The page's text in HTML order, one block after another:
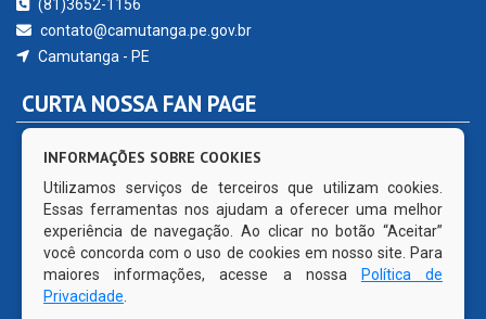
(81)3652-1156
contato@camutanga.pe.gov.br
Camutanga - PE
CURTA NOSSA FAN PAGE
INFORMAÇÕES SOBRE COOKIES
Utilizamos serviços de terceiros que utilizam cookies.
Essas ferramentas nos ajudam a oferecer uma melhor
experiência de navegação. Ao clicar no botão “Aceitar”
você concorda com o uso de cookies em nosso site. Para
maiores informações, acesse a nossa
Política de
Privacidade